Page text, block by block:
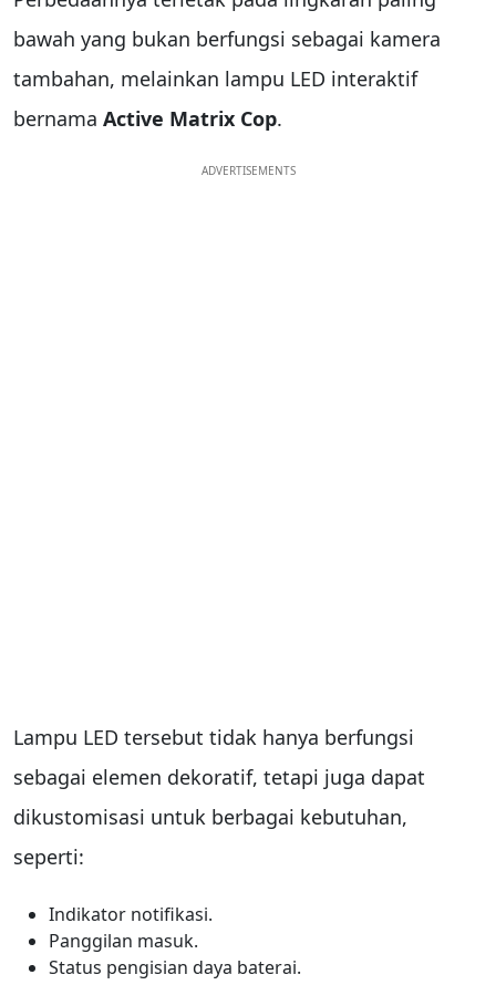
bawah yang bukan berfungsi sebagai kamera
tambahan, melainkan lampu LED interaktif
bernama Active Matrix Cop.
ADVERTISEMENTS
Lampu LED tersebut tidak hanya berfungsi
sebagai elemen dekoratif, tetapi juga dapat
dikustomisasi untuk berbagai kebutuhan,
seperti:
Indikator notifikasi.
Panggilan masuk.
Status pengisian daya baterai.